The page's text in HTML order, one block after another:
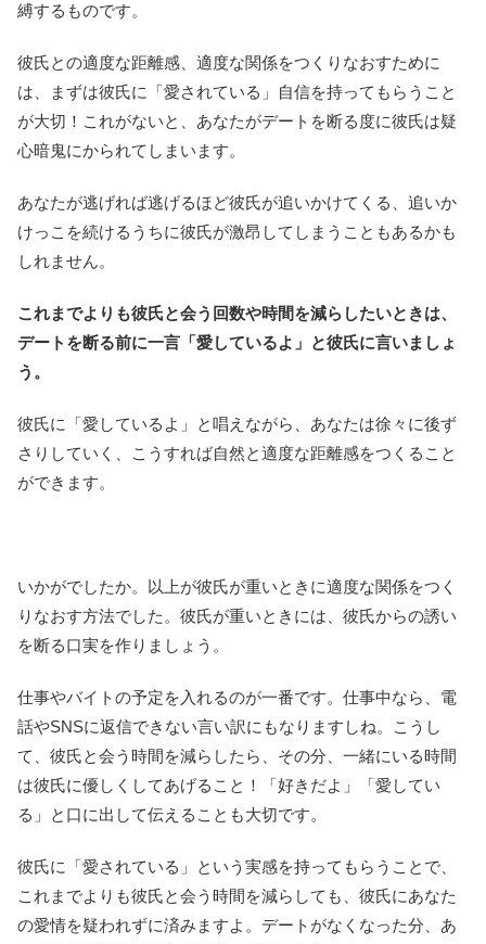
縛するものです。
彼氏との適度な距離感、適度な関係をつくりなおすために
は、まずは彼氏に「愛されている」自信を持ってもらうこと
が大切！これがないと、あなたがデートを断る度に彼氏は疑
心暗鬼にかられてしまいます。
あなたが逃げれば逃げるほど彼氏が追いかけてくる、追いか
けっこを続けるうちに彼氏が激昂してしまうこともあるかも
しれません。
これまでよりも彼氏と会う回数や時間を減らしたいときは、
デートを断る前に一言「愛しているよ」と彼氏に言いましょ
う。
彼氏に「愛しているよ」と唱えながら、あなたは徐々に後ず
さりしていく、こうすれば自然と適度な距離感をつくること
ができます。
いかがでしたか。以上が彼氏が重いときに適度な関係をつく
りなおす方法でした。彼氏が重いときには、彼氏からの誘い
を断る口実を作りましょう。
仕事やバイトの予定を入れるのが一番です。仕事中なら、電
話やSNSに返信できない言い訳にもなりますしね。こうし
て、彼氏と会う時間を減らしたら、その分、一緒にいる時間
は彼氏に優しくしてあげること！「好きだよ」「愛してい
る」と口に出して伝えることも大切です。
彼氏に「愛されている」という実感を持ってもらうことで、
これまでよりも彼氏と会う時間を減らしても、彼氏にあなた
の愛情を疑われずに済みますよ。デートがなくなった分、あ